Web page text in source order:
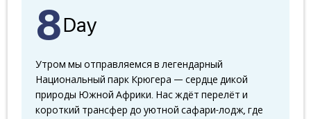
8Day
Утром мы отправляемся в легендарный
Национальный парк Крюгера — сердце дикой
природы Южной Африки. Нас ждёт перелёт и
короткий трансфер до уютной сафари-лодж, где